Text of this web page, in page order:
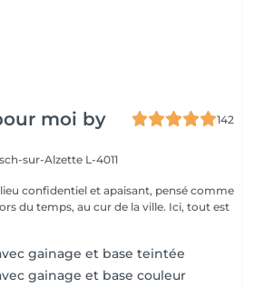
moi by
142
sur-Alzette L-4011
confidentiel et apaisant, pensé comme
du temps, au cur de la ville. Ici, tout est
gainage et base teintée
gainage et base couleur